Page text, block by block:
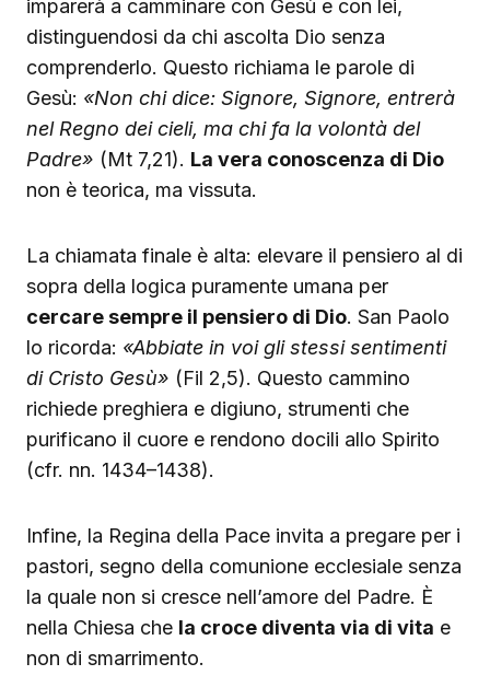
imparerà a camminare con Gesù e con lei,
distinguendosi da chi ascolta Dio senza
comprenderlo. Questo richiama le parole di
Gesù: «Non chi dice: Signore, Signore, entrerà
nel Regno dei cieli, ma chi fa la volontà del
Padre» (Mt 7,21). La vera conoscenza di Dio
non è teorica, ma vissuta.
La chiamata finale è alta: elevare il pensiero al di
sopra della logica puramente umana per
cercare sempre il pensiero di Dio. San Paolo
lo ricorda: «Abbiate in voi gli stessi sentimenti
di Cristo Gesù» (Fil 2,5). Questo cammino
richiede preghiera e digiuno, strumenti che
purificano il cuore e rendono docili allo Spirito
(cfr. nn. 1434–1438).
Infine, la Regina della Pace invita a pregare per i
pastori, segno della comunione ecclesiale senza
la quale non si cresce nell’amore del Padre. È
nella Chiesa che la croce diventa via di vita e
non di smarrimento.